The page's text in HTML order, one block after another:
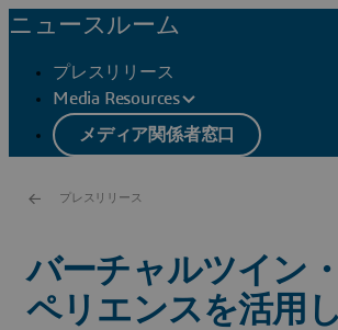
ニュースルーム
プレスリリース
Media Resources
メディア関係者窓口
プレスリリース
バーチャルツイン
ペリエンスを活用